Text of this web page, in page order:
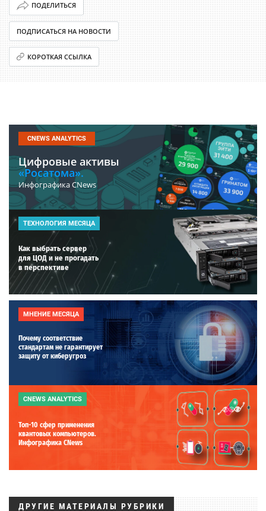
ПОДЕЛИТЬСЯ
ПОДПИСАТЬСЯ НА НОВОСТИ
КОРОТКАЯ ССЫЛКА
CNEWS ANALYTICS
Цифровые активы
«Росатома».
Инфографика CNews
ТЕХНОЛОГИЯ МЕСЯЦА
Как выбрать сервер
для ЦОД и не прогадать
в перспективе
МНЕНИЕ МЕСЯЦА
Почему соответствие
стандартам не гарантирует
защиту от киберугроз
CNEWS ANALYTICS
Топ-10 сфер применения
квантовых компьютеров.
Инфографика CNews
ДРУГИЕ МАТЕРИАЛЫ РУБРИКИ